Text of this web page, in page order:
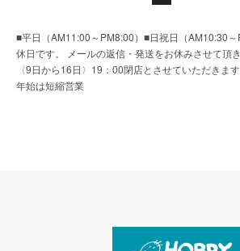
■平日（AM11:00～PM8:00）■日祝日（AM10:30
休日です。 メールの返信・発送をお休みさせて頂
〈9日から16日〉19：00閉店とさせていただきま
年始は短縮営業